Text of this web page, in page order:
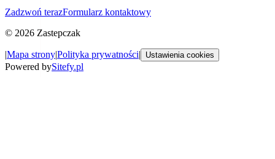
Zadzwoń terazFormularz kontaktowy
© 2026 Zastepczak
|Mapa strony|Polityka prywatności| Ustawienia cookies
Powered bySitefy.pl